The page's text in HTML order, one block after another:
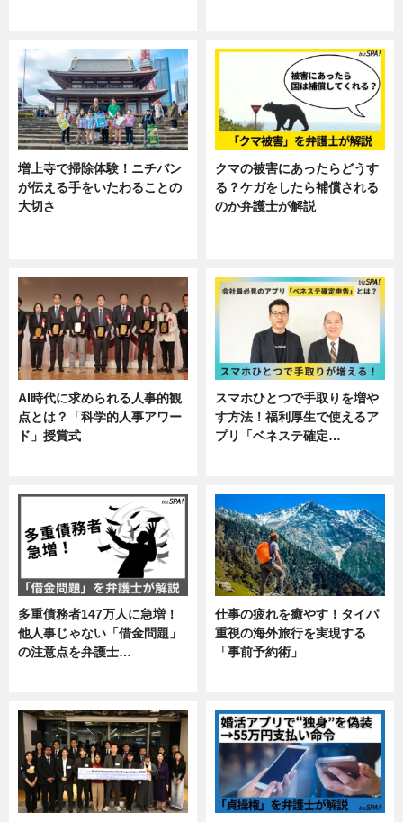
増上寺で掃除体験！ニチバン
が伝える手をいたわることの
大切さ
クマの被害にあったらどうす
る？ケガをしたら補償される
のか弁護士が解説
AI時代に求められる人事的観
点とは？「科学的人事アワー
ド」授賞式
スマホひとつで手取りを増や
す方法！福利厚生で使えるア
プリ「ベネステ確定…
多重債務者147万人に急増！
他人事じゃない「借金問題」
の注意点を弁護士…
仕事の疲れを癒やす！タイパ
重視の海外旅行を実現する
「事前予約術」